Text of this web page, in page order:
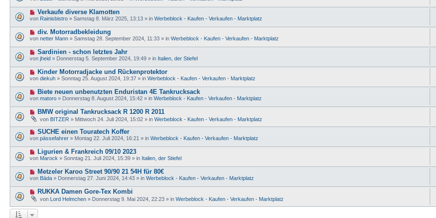
a
e
t
a
g
u
e
B
e
t
a
g
N
e
u
e
B
e
t
a
g
Verkaufe diverse Klamotten
von Rainisbistro » Samstag 8. März 2025, 13:13 » in Werbeblock - Kaufen - Verkaufen - Marktplatz
N
e
u
e
B
e
t
a
g
div. Motorradbekleidung
von netter Mann » Samstag 28. September 2024, 11:33 » in Werbeblock - Kaufen - Verkaufen - Marktplatz
N
e
u
e
B
e
t
a
g
Sardinien - schon letztes Jahr
von jheid » Donnerstag 5. September 2024, 19:49 » in Italien, der Stiefel
N
e
u
e
B
e
t
r
a
g
Kinder Motorradjacke und Rückenprotektor
von diekuh » Sonntag 25. August 2024, 19:37 » in Werbeblock - Kaufen - Verkaufen - Marktplatz
N
e
u
e
B
e
t
a
g
Biete neuen unbenutzten Enduristan 4E Tankrucksack
von matoro » Donnerstag 8. August 2024, 15:42 » in Werbeblock - Kaufen - Verkaufen - Marktplatz
N
u
e
B
e
t
a
g
BMW original Tankrucksack R 1200 R 2011
von BITZER » Mittwoch 24. Juli 2024, 15:02 » in Werbeblock - Kaufen - Verkaufen - Marktplatz
N
e
u
e
B
e
t
a
g
SUCHE einen Touratech Koffer
von pässefahrer » Montag 22. Juli 2024, 16:21 » in Werbeblock - Kaufen - Verkaufen - Marktplatz
N
e
u
e
B
e
t
r
a
Ligurien & Frankreich 09/10 2023
von Marock » Sonntag 21. Juli 2024, 15:39 » in Italien, der Stiefel
N
e
u
e
B
e
i
Metzeler Karoo Street 90/90 21 54H für 80€
von Bäda » Donnerstag 27. Juni 2024, 14:43 » in Werbeblock - Kaufen - Verkaufen - Marktplatz
N
u
e
RUKKA Damen Gore-Tex Kombi
von Lord Helmchen » Donnerstag 9. Mai 2024, 22:23 » in Werbeblock - Kaufen - Verkaufen - Marktplatz